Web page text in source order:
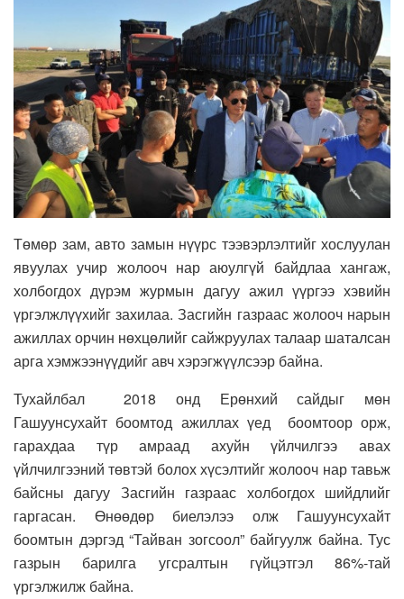
Төмөр зам, авто замын нүүрс тээвэрлэлтийг хослуулан
явуулах учир жолооч нар аюулгүй байдлаа хангаж,
холбогдох дүрэм журмын дагуу ажил үүргээ хэвийн
үргэлжлүүхийг захилаа. Засгийн газраас жолооч нарын
ажиллах орчин нөхцөлийг сайжруулах талаар шаталсан
арга хэмжээнүүдийг авч хэрэгжүүлсээр байна.
Тухайлбал 2018 онд Ерөнхий сайдыг мөн
Гашуунсухайт боомтод ажиллах үед боомтоор орж,
гарахдаа түр амраад ахуйн үйлчилгээ авах
үйлчилгээний төвтэй болох хүсэлтийг жолооч нар тавьж
байсны дагуу Засгийн газраас холбогдох шийдлийг
гаргасан. Өнөөдөр биелэлээ олж Гашуунсухайт
боомтын дэргэд “Тайван зогсоол” байгуулж байна. Тус
газрын барилга угсралтын гүйцэтгэл 86%-тай
үргэлжилж байна.